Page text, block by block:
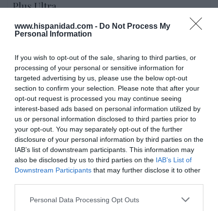
www.hispanidad.com - Do Not Process My
Personal Information
If you wish to opt-out of the sale, sharing to third parties, or
processing of your personal or sensitive information for
targeted advertising by us, please use the below opt-out
section to confirm your selection. Please note that after your
opt-out request is processed you may continue seeing
interest-based ads based on personal information utilized by
us or personal information disclosed to third parties prior to
your opt-out. You may separately opt-out of the further
disclosure of your personal information by third parties on the
IAB’s list of downstream participants. This information may
also be disclosed by us to third parties on the IAB’s List of
Downstream Participants that may further disclose it to other
Personal Data Processing Opt Outs
Plus Ultra
por Redacción
Artículos anteriores
Opinión
Enormes minucias
por Eulogio López